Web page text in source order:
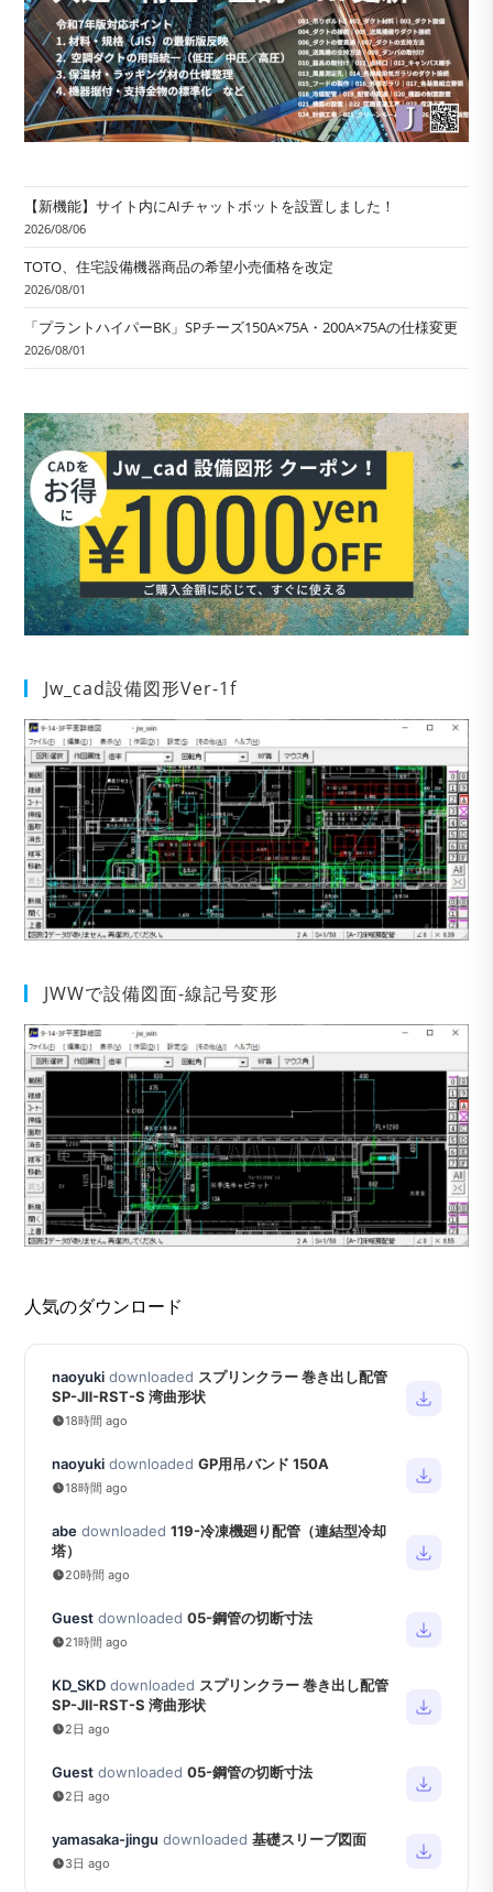
【新機能】サイト内にAIチャットボットを設置しました！
2026/08/06
TOTO、住宅設備機器商品の希望小売価格を改定
2026/08/01
「プラントハイパーBK」SPチーズ150A×75A・200A×75Aの仕様変更
2026/08/01
Jw_cad設備図形Ver-1f
JWWで設備図面-線記号変形
人気のダウンロード
naoyuki downloaded スプリンクラー 巻き出し配管
SP-JⅡ-RST-S 湾曲形状
18時間 ago
naoyuki downloaded GP用吊バンド 150A
18時間 ago
abe downloaded 119-冷凍機廻り配管（連結型冷却
塔）
20時間 ago
Guest downloaded 05-鋼管の切断寸法
21時間 ago
KD_SKD downloaded スプリンクラー 巻き出し配管
SP-JⅡ-RST-S 湾曲形状
2日 ago
Guest downloaded 05-鋼管の切断寸法
2日 ago
yamasaka-jingu downloaded 基礎スリーブ図面
3日 ago